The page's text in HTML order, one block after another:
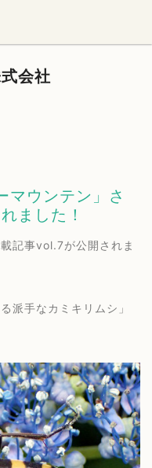
会社
マウンテン」さ
ました！
記事vol.7が公開されま
派手なカミキリムシ」